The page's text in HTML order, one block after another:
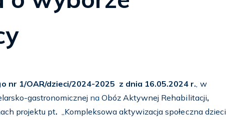
nr 1/OAR/dzieci/2024-2025 z dnia 16.05.2024 r., w
gastronomicznej naObóz Aktywnej Rehabilitacji,
projektu pt. „Kompleksowa aktywizacja społeczna dzieci